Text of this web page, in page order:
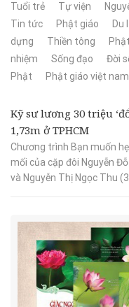
Tuổi trẻ
Tự viện
Tin tức
Phật giáo Du
dựng
Thiền tông
nhiệm
Sống đạo Đời
Phật
Phật giáo việt nam
Kỹ sư lương 30 triệu
1,73m ở TPHCM
Chương trình Bạn muốn
mối của cặp đôi Nguyễn
và Nguyễn Thị Ngọc Thu